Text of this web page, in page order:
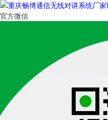
官方微信